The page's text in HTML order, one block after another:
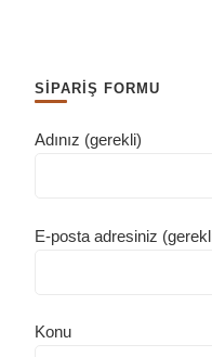
SİPARİŞ FORMU
Adınız (gerekli)
E-posta adresiniz
Konu